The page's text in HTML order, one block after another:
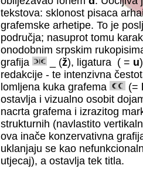
tekstova: sklonost pisaca
grafemske arhetipe. To je
područja; nasuprot tomu
onodobnim srpskim
grafija
_ (ž), ligatura ( = u
redakcije - te intenzivna
lomljena kuka grafema
(=
ostavlja i vizualno osobit
nacrta grafema i izrazitog
strukturnih (navlastito
ova inače konzervativna
uklanjaju se kao
utjecaj), a ostavlja tek titla.